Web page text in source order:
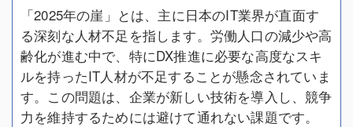
「2025年の崖」とは、主に日本のIT業界が直面す
る深刻な人材不足を指します。労働人口の減少や高
齢化が進む中で、特にDX推進に必要な高度なスキ
ルを持ったIT人材が不足することが懸念されていま
す。この問題は、企業が新しい技術を導入し、競争
力を維持するためには避けて通れない課題です。